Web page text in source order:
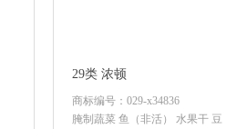
29类 浓顿
商标编号：029-x34836
腌制蔬菜 鱼（非活） 水果干 豆